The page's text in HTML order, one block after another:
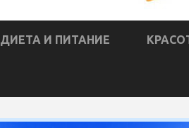
ДИЕТА И ПИТАНИЕ